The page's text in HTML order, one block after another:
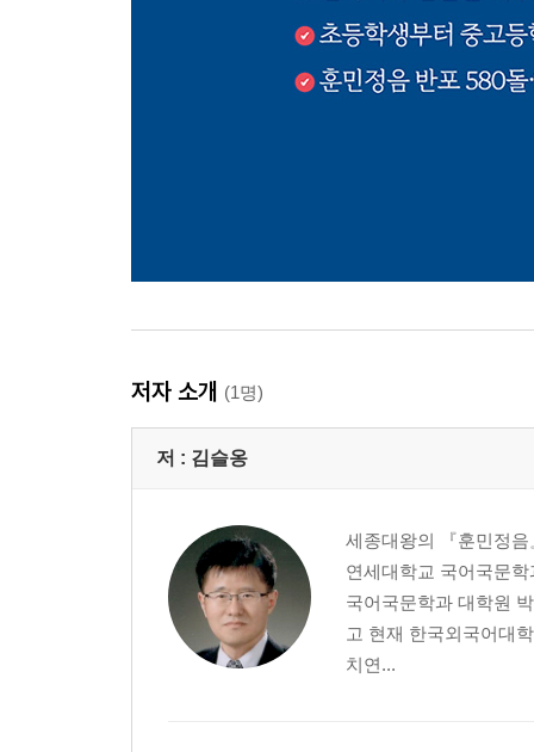
저자 소개 (1명)
저 : 김슬옹
세종대왕의 『훈민정
연세대학교 국어국문
국어국문학과 대학원
고 현재 한국외국어대
치연...